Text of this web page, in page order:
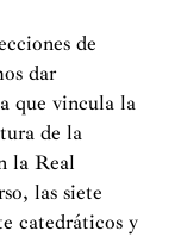
de
dar
que vincula la
de la
la Real
las siete
catedráticos y